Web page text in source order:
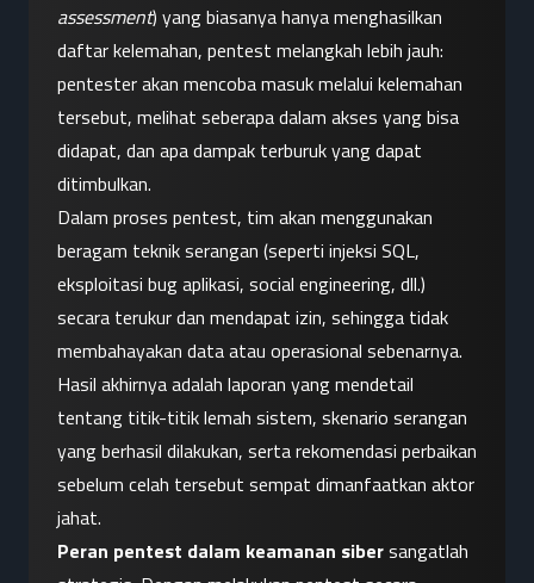
assessment) yang biasanya hanya menghasilkan
daftar kelemahan, pentest melangkah lebih jauh:
pentester akan mencoba masuk melalui kelemahan
tersebut, melihat seberapa dalam akses yang bisa
didapat, dan apa dampak terburuk yang dapat
ditimbulkan.
Dalam proses pentest, tim akan menggunakan
beragam teknik serangan (seperti injeksi SQL,
eksploitasi bug aplikasi, social engineering, dll.)
secara terukur dan mendapat izin, sehingga tidak
membahayakan data atau operasional sebenarnya.
Hasil akhirnya adalah laporan yang mendetail
tentang titik-titik lemah sistem, skenario serangan
yang berhasil dilakukan, serta rekomendasi perbaikan
sebelum celah tersebut sempat dimanfaatkan aktor
jahat.
Peran pentest dalam keamanan siber sangatlah